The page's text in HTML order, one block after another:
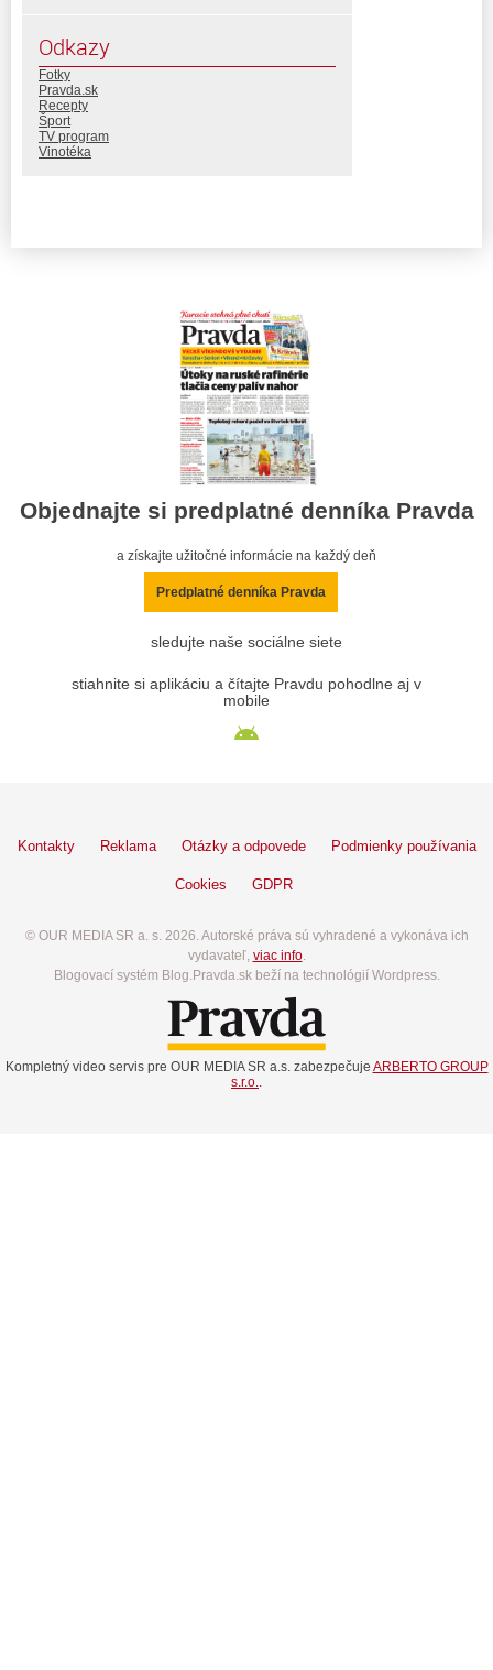
Odkazy
Fotky
Pravda.sk
Recepty
Šport
TV program
Vinotéka
Objednajte si predplatné denníka Pravda
a získajte užitočné informácie na každý deň
Predplatné denníka Pravda
sledujte naše sociálne siete
stiahnite si aplikáciu a čítajte Pravdu pohodlne aj v
mobile
Kontakty Reklama Otázky a odpovede Podmienky používania
Cookies GDPR
© OUR MEDIA SR a. s. 2026. Autorské práva sú vyhradené a vykonáva ich
vydavateľ, viac info.
Blogovací systém Blog.Pravda.sk beží na technológií Wordpress.
Kompletný video servis pre OUR MEDIA SR a.s. zabezpečuje ARBERTO GROUP
s.r.o..